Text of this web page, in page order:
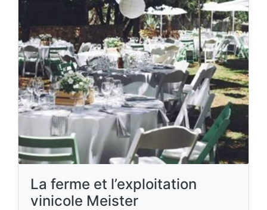
La ferme et l’exploitation
vinicole Meister